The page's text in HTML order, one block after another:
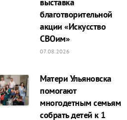
благотворительной
акции «Искусство
СВОим»
07.08.2026
Матери Ульяновска
помогают
многодетным семьям
собрать детей к 1